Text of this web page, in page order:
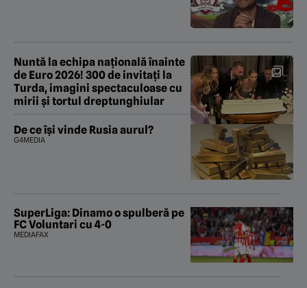
Nuntă la echipa națională înainte
de Euro 2026! 300 de invitați la
Turda, imagini spectaculoase cu
mirii și tortul dreptunghiular
De ce își vinde Rusia aurul?
G4MEDIA
SuperLiga: Dinamo o spulberă pe
FC Voluntari cu 4-0
MEDIAFAX